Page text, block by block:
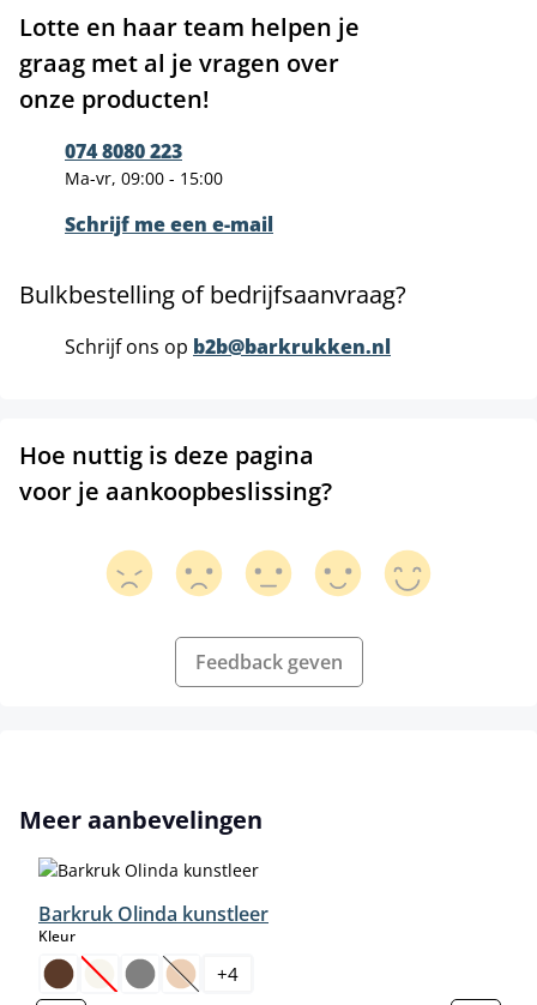
Lotte en haar team helpen je
graag met al je vragen over
onze producten!
074 8080 223
Ma-vr, 09:00 - 15:00
Schrijf me een e-mail
Bulkbestelling of bedrijfsaanvraag?
Schrijf ons op b2b@barkrukken.nl
Hoe nuttig is deze pagina
voor je aankoopbeslissing?
Feedback geven
Productgalerij overslaan
Meer aanbevelingen
Barkruk Olinda kunstleer
Kleurselect
(Deze optie is momenteel niet beschikbaar.)
(Deze optie is momenteel niet beschikbaar.)
+4